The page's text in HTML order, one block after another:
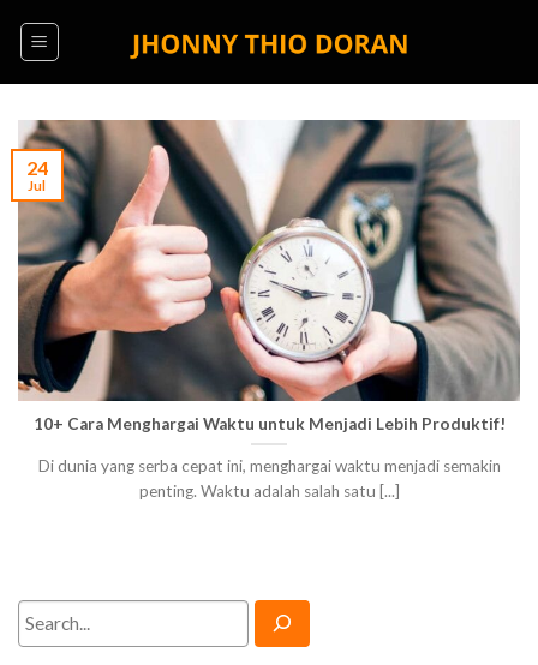
10+ Cara Menghargai Waktu untuk Menjadi Lebih Produktif!
Di dunia yang serba cepat ini, menghargai waktu menjadi semakin
penting. Waktu adalah salah satu [...]
24
Jul
Search